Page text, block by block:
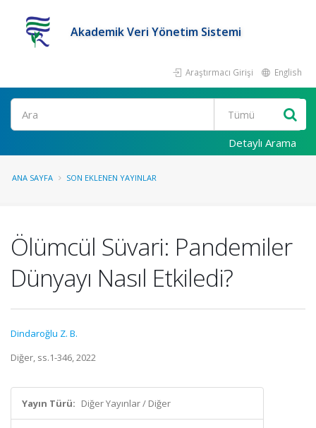
Akademik Veri Yönetim Sistemi
Araştırmacı Girişi English
Ara
Detaylı Arama
ANA SAYFA SON EKLENEN YAYINLAR
Ölümcül Süvari: Pandemiler
Dünyayı Nasıl Etkiledi?
Dindaroğlu Z. B.
Diğer, ss.1-346, 2022
Yayın Türü: Diğer Yayınlar / Diğer